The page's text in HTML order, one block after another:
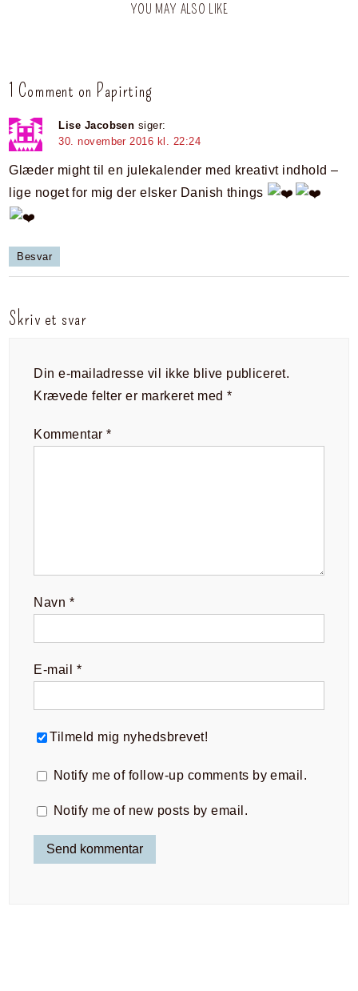
YOU MAY ALSO LIKE
1 Comment on Papirting
Lise Jacobsen siger:
30. november 2016 kl. 22:24
Glæder might til en julekalender med kreativt indhold –
lige noget for mig der elsker Danish things
Besvar
Skriv et svar
Din e-mailadresse vil ikke blive publiceret.
Krævede felter er markeret med*
Kommentar*
Navn *
E-mail *
Tilmeld mig nyhedsbrevet!
Notify me of follow-up comments by email.
Notify me of new posts by email.